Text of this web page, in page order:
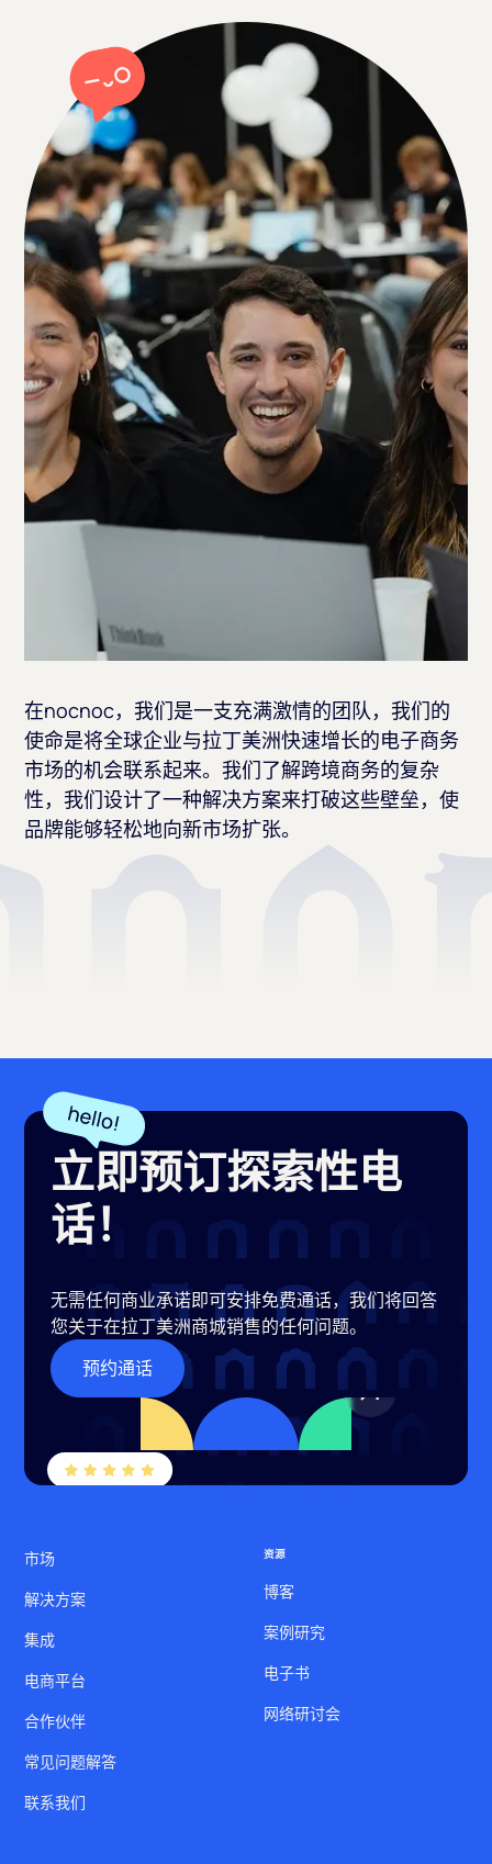
在nocnoc，我们是一支充满激情的团队，我们的
使命是将全球企业与拉丁美洲快速增长的电子商务
市场的机会联系起来。我们了解跨境商务的复杂
性，我们设计了一种解决方案来打破这些壁垒，使
品牌能够轻松地向新市场扩张。
立即预订探索性电
话！
无需任何商业承诺即可安排免费通话，我们将回答
您关于在拉丁美洲商城销售的任何问题。
预约通话
市场
解决方案
集成
电商平台
合作伙伴
常见问题解答
联系我们
资源
博客
案例研究
电子书
网络研讨会